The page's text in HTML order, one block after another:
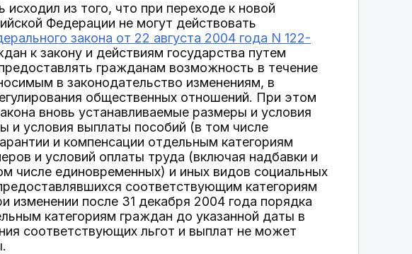
из того, что при переходе к новой
Федерации не могут действовать
закона от 22 августа 2004 года N 122-
к закону и действиям государства путем
гражданам возможность в течение
в законодательство изменениям, в
общественных отношений. При этом
вновь устанавливаемые размеры и условия
и условия выплаты пособий (в том числе
и компенсации отдельным категориям
и условий оплаты труда (включая надбавки и
числе единовременных) и иных видов социальных
соответствующим категориям
изменении после 31 декабря 2004 года порядка
категориям граждан до указанной даты в
соответствующих льгот и выплат не может